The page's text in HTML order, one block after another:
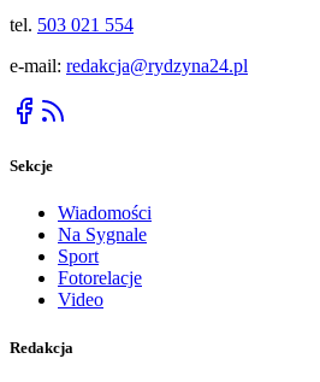
tel. 503 021 554
e-mail: redakcja@rydzyna24.pl
Sekcje
Wiadomości
Na Sygnale
Sport
Fotorelacje
Video
Redakcja